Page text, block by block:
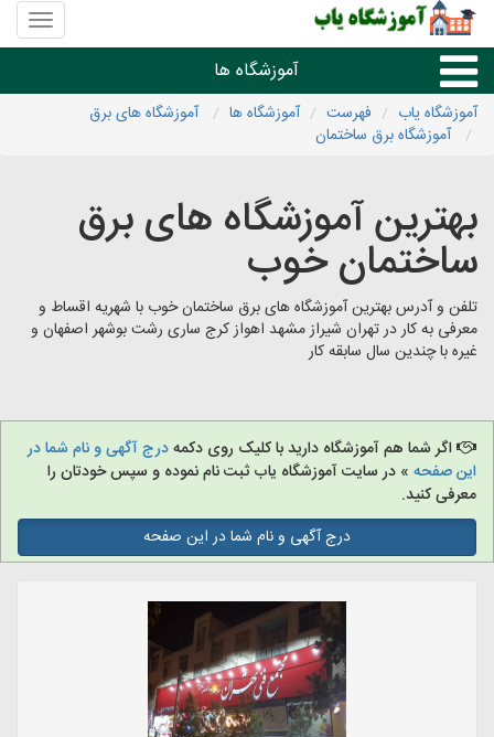
منوی
سایت
یاب
آموزشگاه ها
درسی، تعمیر، هنر و موسیقی
علمی،فنی و زبان خارجه
آموزشگاه های شهرها
آموزشگاه یاب فهرست آموزشگاه ها
آموزشگاه های برق
آموزشگاه برق ساختمان
بهترین آموزشگاه های برق
ساختمان خوب
تلفن و آدرس بهترین آموزشگاه های برق ساختمان خوب با شهریه اقساط و
معرفی به کار در تهران شیراز مشهد اهواز کرج ساری رشت بوشهر اصفهان و
غیره با چندین سال سابقه کار
اگر شما هم آموزشگاه دارید با کلیک روی دکمهدرج آگهی و نام شما در
این صفحه » در سایت آموزشگاه یاب ثبت نام نموده و سپس خودتان را
معرفی کنید.
درج آگهی و نام شما در این صفحه